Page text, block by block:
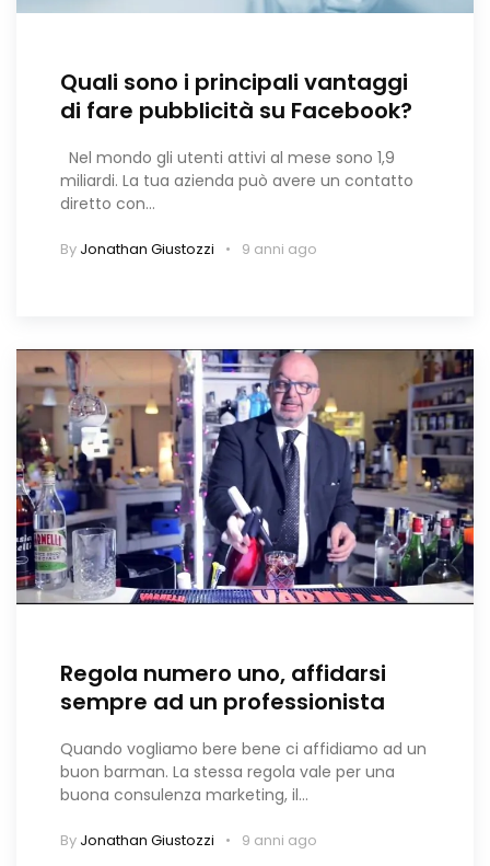
Quali sono i principali vantaggi
di fare pubblicità su Facebook?
Nel mondo gli utenti attivi al mese sono 1,9
miliardi. La tua azienda può avere un contatto
diretto con…
By Jonathan Giustozzi 9 anni ago
Regola numero uno, affidarsi
sempre ad un professionista
Quando vogliamo bere bene ci affidiamo ad un
buon barman. La stessa regola vale per una
buona consulenza marketing, il…
By Jonathan Giustozzi 9 anni ago